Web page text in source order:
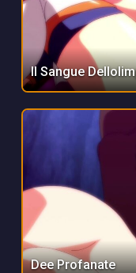
Il Sangue
Dee Profanate